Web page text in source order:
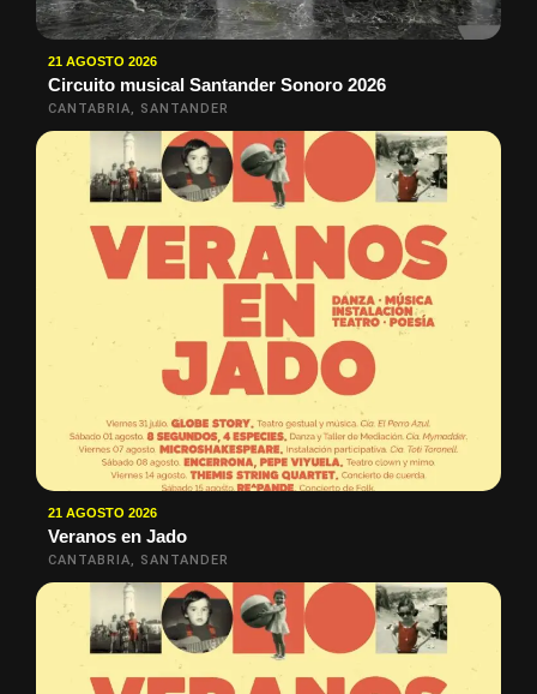
21 AGOSTO 2026
Circuito musical Santander Sonoro 2026
CANTABRIA, SANTANDER
21 AGOSTO 2026
Veranos en Jado
CANTABRIA, SANTANDER